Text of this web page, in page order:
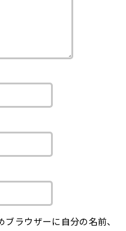
ラウザーに自分の名前、